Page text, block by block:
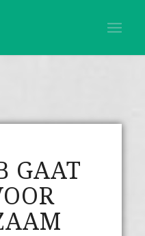
GAAT